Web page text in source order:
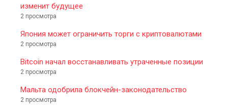
изменит будущее
2 просмотра
Япония может ограничить торги с криптовалютами
2 просмотра
Bitcoin начал восстанавливать утраченные позиции
2 просмотра
Мальта одобрила блокчейн-законодательство
2 просмотра